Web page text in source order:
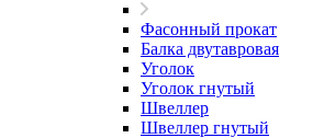
Фасонный прокат
Балка двутавровая
Уголок
Уголок гнутый
Швеллер
Швеллер гнутый